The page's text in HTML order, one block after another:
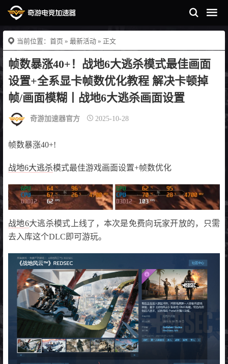
当前位置： 首页 » 最新活动 » 正文
帧数暴涨40+！战地6大逃杀模式最佳画面
设置+全系显卡帧数优化教程 解决卡顿掉
帧/画面模糊丨战地6大逃杀画面设置
奇游加速器官方 2025-10-28
帧数暴涨40+!
战地6大逃杀模式最佳游戏画面设置+帧数优化
战地6大逃杀模式上线了，本次是免费向玩家开放的，只需
去入库这个DLC即可游玩。